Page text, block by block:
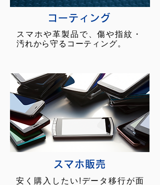
コーティング
スマホや革製品で、傷や指紋・
汚れから守るコーティング。
スマホ販売
安く購入したい!データ移行が面